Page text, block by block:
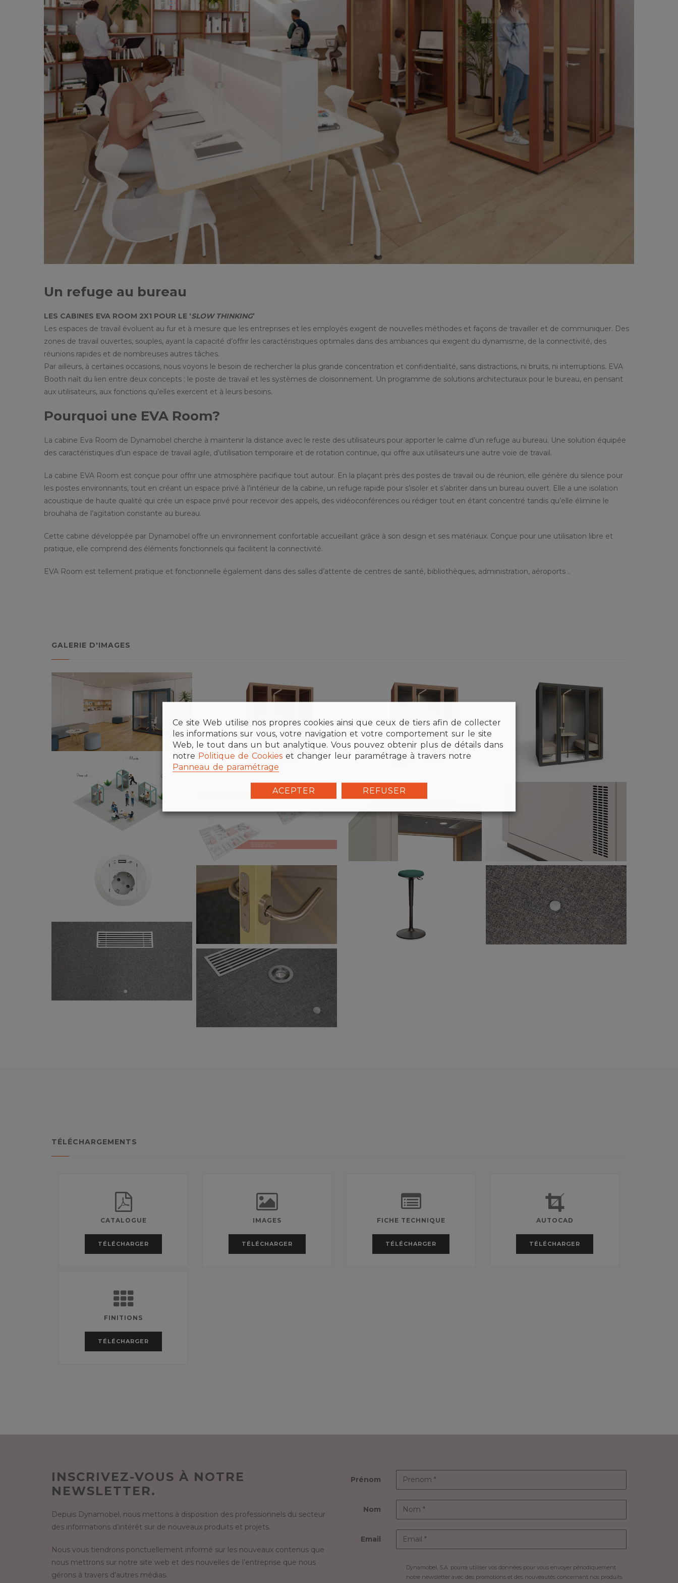
Un refuge au bureau
LES CABINES EVA ROOM 2X1 POUR LE ‘SLOW THINKING’
Les espaces de travail évoluent au fur et à mesure que les entreprises et les employés exigent de nouvelles méthodes et façons de travailler et de communiquer. Des
zones de travail ouvertes, souples, ayant la capacité d’offrir les caractéristiques optimales dans des ambiances qui exigent du dynamisme, de la connectivité, des
réunions rapides et de nombreuses autres tâches.
Par ailleurs, à certaines occasions, nous voyons le besoin de rechercher la plus grande concentration et confidentialité, sans distractions, ni bruits, ni interruptions. EVA
Booth naît du lien entre deux concepts : le poste de travail et les systèmes de cloisonnement. Un programme de solutions architecturaux pour le bureau, en pensant
aux utilisateurs, aux fonctions qu’elles exercent et à leurs besoins.
Pourquoi une EVA Room?
La cabine Eva Room de Dynamobel cherche à maintenir la distance avec le reste des utilisateurs pour apporter le calme d’un refuge au bureau. Une solution équipée
des caractéristiques d’un espace de travail agile, d’utilisation temporaire et de rotation continue, qui offre aux utilisateurs une autre voie de travail.
La cabine EVA Room est conçue pour offrir une atmosphère pacifique tout autour. En la plaçant près des postes de travail ou de réunion, elle génère du silence pour
les postes environnants, tout en créant un espace privé à l’intérieur de la cabine, un refuge rapide pour s’isoler et s’abriter dans un bureau ouvert. Elle a une isolation
acoustique de haute qualité qui crée un espace privé pour recevoir des appels, des vidéoconférences ou rédiger tout en étant concentré tandis qu’elle élimine le
brouhaha de l’agitation constante au bureau.
Cette cabine développée par Dynamobel offre un environnement confortable accueillant grâce à son design et ses matériaux. Conçue pour une utilisation libre et
pratique, elle comprend des éléments fonctionnels qui facilitent la connectivité.
EVA Room est tellement pratique et fonctionnelle également dans des salles d’attente de centres de santé, bibliothèques, administration, aéroports ..
GALERIE D'IMAGES
TÉLÉCHARGEMENTS
CATALOGUE
TÉLÉCHARGER
IMAGES
TÉLÉCHARGER
FICHE TECHNIQUE
TÉLÉCHARGER
AUTOCAD
TÉLÉCHARGER
FINITIONS
TÉLÉCHARGER
INSCRIVEZ-VOUS À NOTRE
NEWSLETTER.
Depuis Dynamobel, nous mettons à disposition des professionnels du secteur
des informations d’intérêt sur de nouveaux produits et projets.
Nous vous tiendrons ponctuellement informé sur les nouveaux contenus que
nous mettrons sur notre site web et des nouvelles de l’entreprise que nous
gérons à travers d’autres médias.
Prénom
Nom
Email
Dynamobel, S.A. pourra utiliser vos données pour vous envoyer périodiquement
notre newsletter avec des promotions et des nouveautés concernant nos produits
Ce site Web utilise nos propres cookies ainsi que ceux de tiers afin de collecter
les informations sur vous, votre navigation et votre comportement sur le site
Web, le tout dans un but analytique. Vous pouvez obtenir plus de détails dans
notre Politique de Cookies et changer leur paramétrage à travers notre
Panneau de paramétrage
ACEPTER REFUSER